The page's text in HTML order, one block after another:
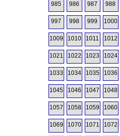
985 986 987 988
997 998 999 1000
1009 1010 1011 1012
1021 1022 1023 1024
1033 1034 1035 1036
1045 1046 1047 1048
1057 1058 1059 1060
1069 1070 1071 1072